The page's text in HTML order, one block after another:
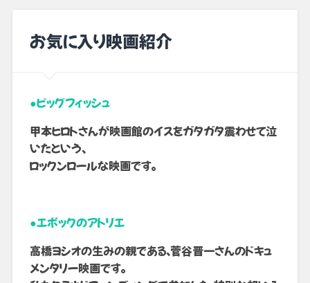
お気に入り映画紹介
●ビッグフィッシュ
甲本ヒロトさんが映画館のイスをガタガタ震わせて泣
いたという、
ロックンロールな映画です。
●エポックのアトリエ
高橋ヨシオの生みの親である、菅谷晋一さんのドキュ
メンタリー映画です。